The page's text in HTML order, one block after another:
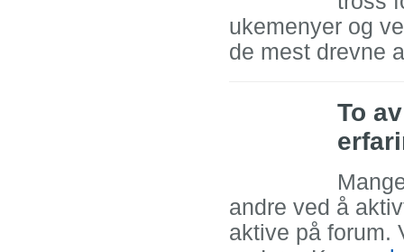
ukemenyer og
de mest drevne
To
andre ved å
aktive på forum.